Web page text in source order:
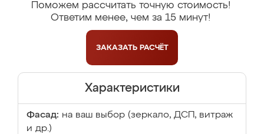
Поможем рассчитать точную стоимость!
Ответим менее, чем за 15 минут!
ЗАКАЗАТЬ РАСЧЁТ
Характеристики
Фасад: на ваш выбор (зеркало, ДСП, витраж
и др.)